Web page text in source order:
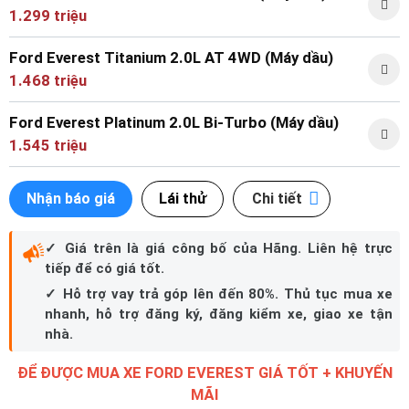
1.299 triệu
Ford Everest Titanium 2.0L AT 4WD (Máy dầu)
1.468 triệu
Ford Everest Platinum 2.0L Bi-Turbo (Máy dầu)
1.545 triệu
Nhận báo giá Lái thử Chi tiết
✓ Giá trên là giá công bố của Hãng. Liên hệ trực
tiếp để có giá tốt.
✓ Hỗ trợ vay trả góp lên đến 80%. Thủ tục mua xe
nhanh, hỗ trợ đăng ký, đăng kiểm xe, giao xe tận
nhà.
ĐỂ ĐƯỢC MUA XE FORD EVEREST GIÁ TỐT + KHUYẾN
MÃI